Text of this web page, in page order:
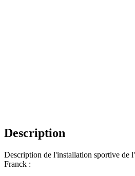
Description
Description de l'installation sportive de
Franck :